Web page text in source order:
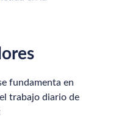
fundamenta en
trabajo diario de